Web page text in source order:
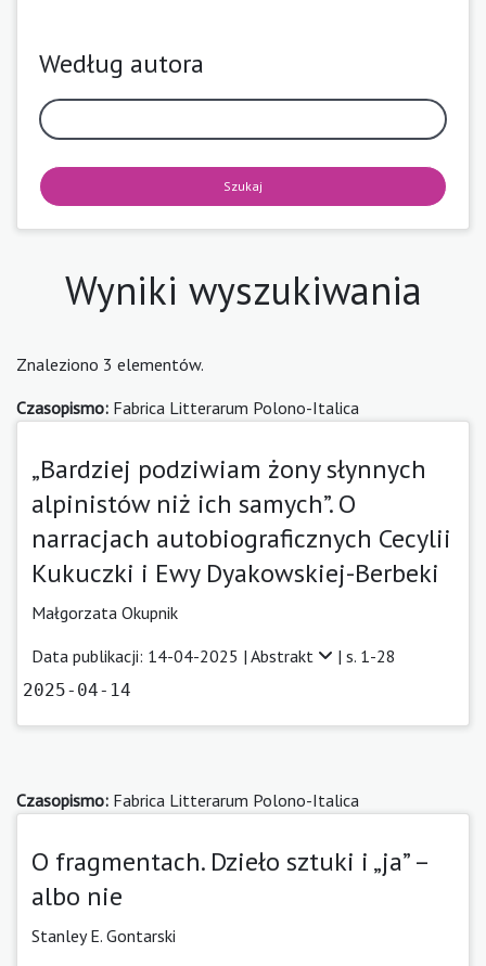
Według autora
Szukaj
Wyniki wyszukiwania
Znaleziono 3 elementów.
Czasopismo: Fabrica Litterarum Polono-Italica
„Bardziej podziwiam żony słynnych
alpinistów niż ich samych”. O
narracjach autobiograficznych Cecylii
Kukuczki i Ewy Dyakowskiej-Berbeki
Małgorzata Okupnik
Data publikacji: 14-04-2025 | Abstrakt | s. 1-28
2025-04-14
Czasopismo: Fabrica Litterarum Polono-Italica
O fragmentach. Dzieło sztuki i „ja” –
albo nie
Stanley E. Gontarski